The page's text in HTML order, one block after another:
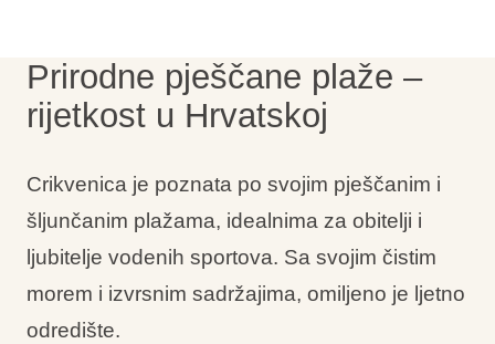
Destinacije
Brandovi
Ami Loyalty program
Prirodne pješčane plaže –
rijetkost u Hrvatskoj
Crikvenica je poznata po svojim pješčanim i
šljunčanim plažama, idealnima za obitelji i
ljubitelje vodenih sportova. Sa svojim čistim
morem i izvrsnim sadržajima, omiljeno je ljetno
odredište.